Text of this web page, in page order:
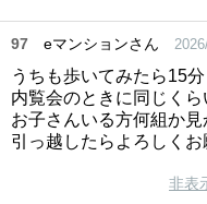
97 eマンションさん
うちも歩いてみたら15分
内覧会のときに同じくら
お子さんいる方何組か
引っ越したらよろしく
非表